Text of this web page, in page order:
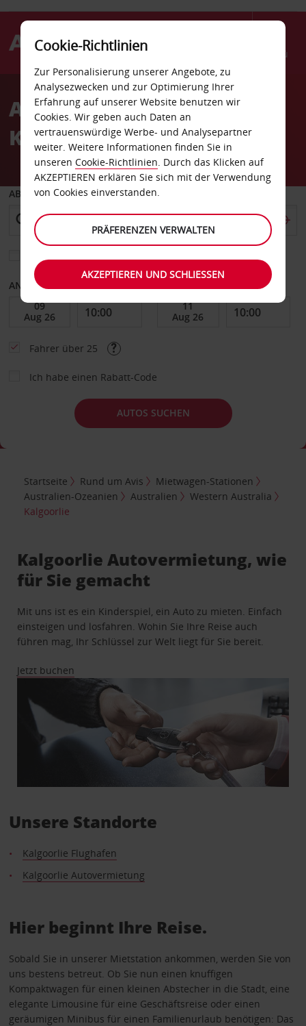
Menü
AvisAutovermietung
Kalgoorlie
ABHOLEN VON
ANFANGSDATUM
Fahrer über 25
Ich habe einen Rabatt-Code
AUTOS SUCHEN
Startseite Rund um Avis
Mietwagen-Stationen
Australien-Ozeanien
Australien
Western Australia
Kalgoorlie
Kalgoorlie Autovermietung, wie
für Sie gemacht
Mit uns ist es ein Kinderspiel, ein Auto zu mieten. Einfach
einsteigen und losfahren. Wohin Sie Ihre Reise auch
führen mag, Ihr Schlüssel zur Welt liegt für Sie bereit.
Jetzt buchen
Unsere Standorte
Kalgoorlie Flughafen
Kalgoorlie Autovermietung
Hier beginnt Ihre Reise.
Sobald Sie in unserer Mietstation ankommen, werden Sie von
uns bestens betreut. Ob Sie nun einen knuffigen
Kompaktwagen für einen kleinen Abstecher in die Stadt, eine
elegante Limousine für eine Geschäftsreise oder einen
geräumigen Minibus für einen Familienurlaub benötigen: Das
Cookie-Richtlinien
Zur Personalisierung unserer Angebote, zu
Analysezwecken und zur Optimierung Ihrer
Erfahrung auf unserer Website benutzen wir
Cookies. Wir geben auch Daten an
vertrauenswürdige Werbe- und Analysepartner
weiter. Weitere Informationen finden Sie in
unseren Cookie-Richtlinien. Durch das Klicken auf
AKZEPTIEREN erklären Sie sich mit der Verwendung
von Cookies einverstanden.
PRÄFERENZEN VERWALTEN
AKZEPTIEREN UND SCHLIESSEN